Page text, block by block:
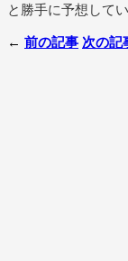
と勝手に予想してい
← 前の記事 次の記